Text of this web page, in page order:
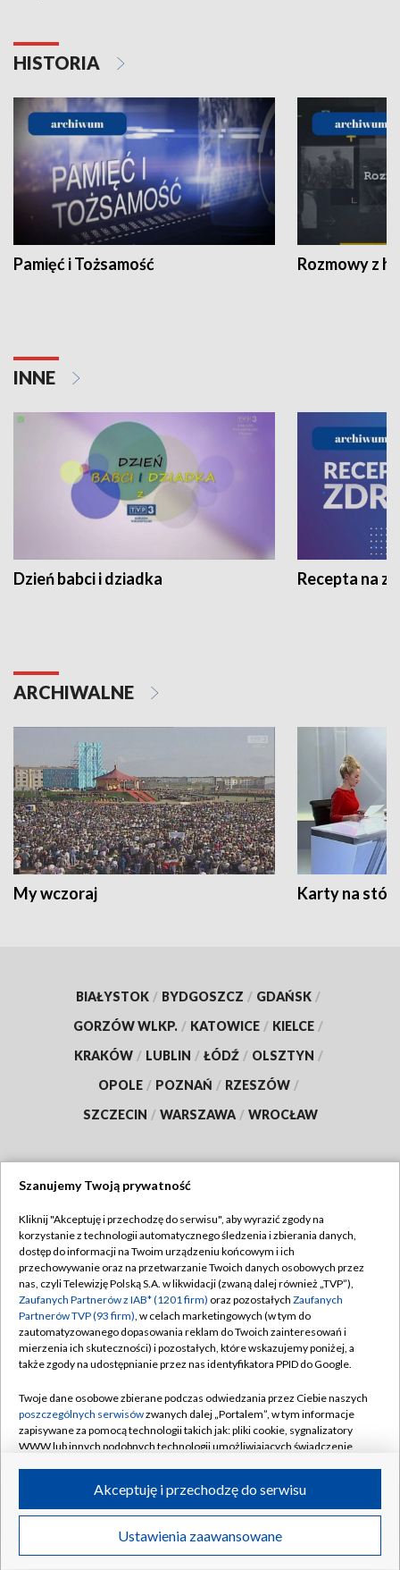
HISTORIA
Pamięć i Tożsamość Rozmowy z
INNE
Dzień babci i dziadka Recepta na
ARCHIWALNE
My wczoraj Karty na
BIAŁYSTOK / BYDGOSZCZ / GDAŃSK /
GORZÓW WLKP. / KATOWICE / KIELCE /
KRAKÓW / LUBLIN / ŁÓDŹ / OLSZTYN /
OPOLE / POZNAŃ / RZESZÓW /
SZCZECIN / WARSZAWA / WROCŁAW
TVP
Abonament TVP
Emisja w TVP
Centrum informacji TVP
Naziemna Telewizja Cyfrowa
Rada Programowa
System NOS
Informacje o nadawcy
Program dla prasy
Ogłoszenie przetargowe
Regulamin TVP
Polityka prywatności
Moje zgody
Pomoc
Kontakt
Kanały
©2026 Telewizja Polska S.A. w likwidacji
Szanujemy Twoją prywatność
Kliknij "Akceptuję i przechodzę do serwisu", aby wyrazić zgody na
korzystanie z technologii automatycznego śledzenia i zbierania danych,
dostęp do informacji na Twoim urządzeniu końcowym i ich
przechowywanie oraz na przetwarzanie Twoich danych osobowych przez
nas, czyli Telewizję Polską S.A. w likwidacji (zwaną dalej również „TVP”),
Zaufanych Partnerów z IAB* (1201 firm) oraz pozostałych Zaufanych
Partnerów TVP (93 firm), w celach marketingowych (w tym do
zautomatyzowanego dopasowania reklam do Twoich zainteresowań i
mierzenia ich skuteczności) i pozostałych, które wskazujemy poniżej, a
także zgody na udostępnianie przez nas identyfikatora PPID do Google.
Twoje dane osobowe zbierane podczas odwiedzania przez Ciebie naszych
poszczególnych serwisówzwanych dalej „Portalem”, w tym informacje
zapisywane za pomocą technologii takich jak: pliki cookie, sygnalizatory
WWW lub innych podobnych technologii umożliwiających świadczenie
ruchu w Internecie.
Twoje dane osobowe zbierane podczas odwiedzania przez Ciebie
poszczególnych serwisówna Portalu, takie jak adresy IP, identyfikatory
Ustawienia zaawansowane
Akceptuję i przechodzę do serwisu